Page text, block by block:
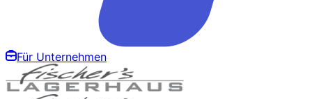
Für Unternehmen